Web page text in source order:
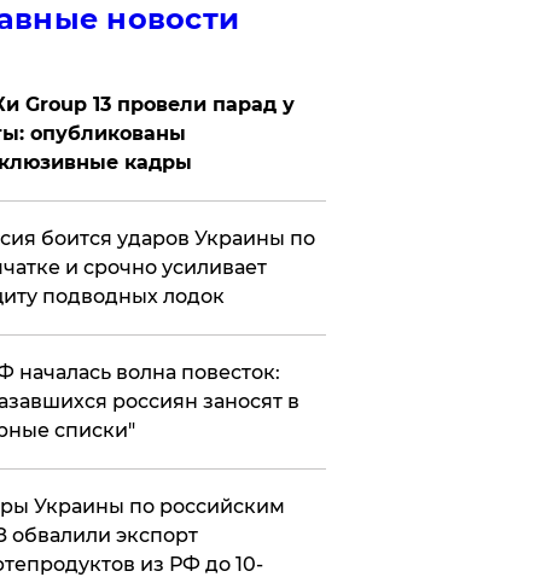
новости
Group 13 провели парад у
опубликованы
кадры
боится ударов Украины по
и срочно усиливает
подводных лодок
началась волна повесток:
россиян заносят в
списки"
Украины по российским
обвалили экспорт
из РФ до 10-